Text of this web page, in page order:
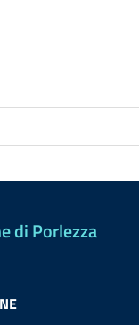
di Porlezza